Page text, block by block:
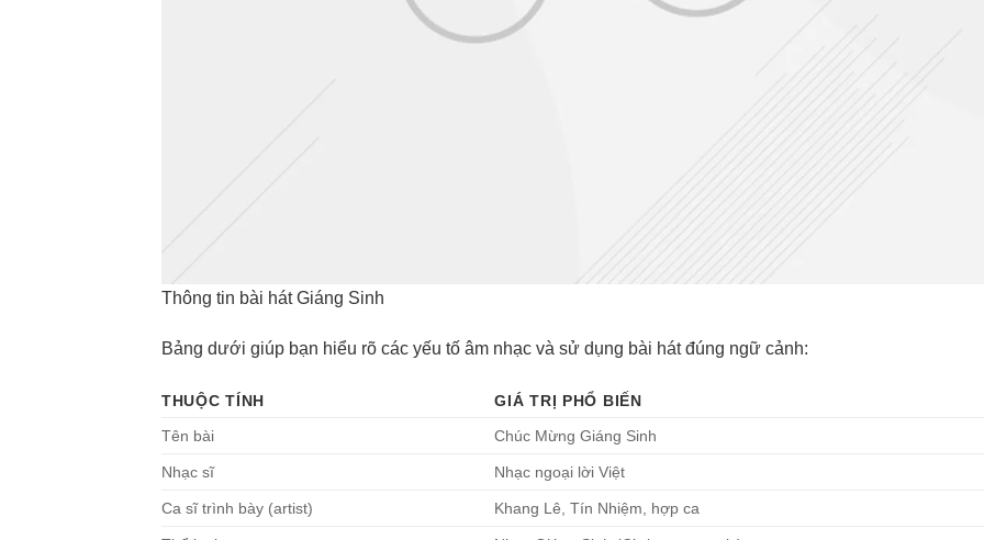
Thông tin bài hát Giáng Sinh
Bảng dưới giúp bạn hiểu rõ các yếu tố âm nhạc và sử dụng bài hát đúng ngữ cảnh:
THUỘC TÍNH
GIÁ TRỊ PHỔ BIẾN
Tên bài
Chúc Mừng Giáng Sinh
Nhạc sĩ Nhạc ngoại lời Việt
Ca sĩ trình bày (artist) Khang Lê, Tín Nhiệm, hợp ca